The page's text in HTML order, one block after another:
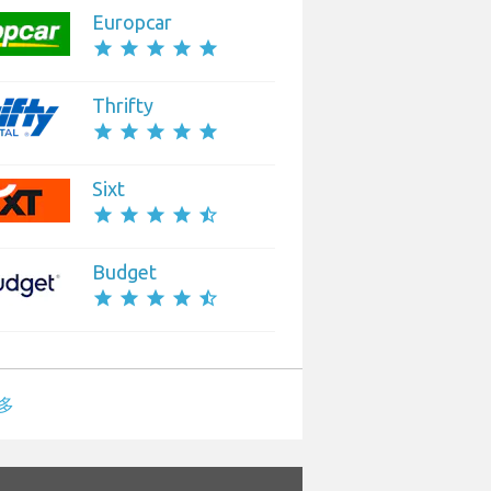
Europcar
star star star star star
Thrifty
star star star star star
Sixt
star star star star star_half
Budget
star star star star star_half